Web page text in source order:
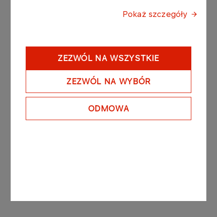
Pokaż szczegóły
ZEZWÓL NA WSZYSTKIE
ZEZWÓL NA WYBÓR
ODMOWA
The Notes are unsecured discount bearer notes
PGNiG has no plans to introduce the Notes to
public trading. The Programme is a tool designed
to effectively manage short-term liquidity within
the PGNiG Group.
Following the Note issue discussed above, the
total par value of notes issued under the
Programme and outstanding as at March 30th,